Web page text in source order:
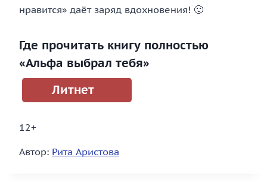
нравится» даёт заряд вдохновения! 🙂
Где прочитать книгу полностью
«Альфа выбрал тебя»
Литнет
12+
Автор: Рита Аристова